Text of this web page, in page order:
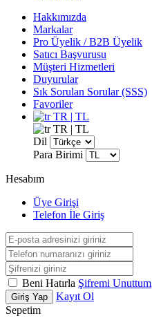
Hakkımızda
Markalar
Pro Üyelik / B2B Üyelik
Satıcı Başvurusu
Müşteri Hizmetleri
Duyurular
Sık Sorulan Sorular (SSS)
Favoriler
TR | TL
TR | TL
Dil
Para Birimi
Hesabım
Üye Girişi
Telefon İle Giriş
Beni Hatırla Şifremi Unuttum
Giriş Yap
Kayıt Ol
Sepetim